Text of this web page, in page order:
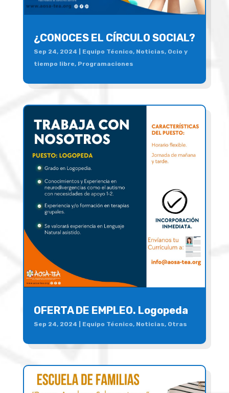
¿CONOCES EL CÍRCULO SOCIAL?
Sep 24, 2024 Equipo Técnico, Noticias, Ocio y
tiempo libre, Programaciones
OFERTA DE EMPLEO. Logopeda
Sep 24, 2024 Equipo Técnico, Noticias, Otras